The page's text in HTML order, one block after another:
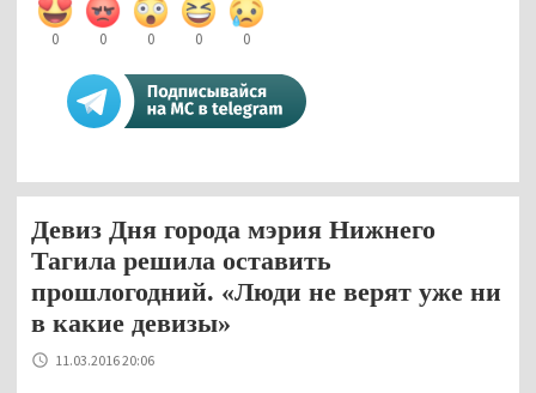
0 0 0 0 0
Девиз Дня города мэрия Нижнего
Тагила решила оставить
прошлогодний. «Люди не верят уже ни
в какие девизы»
11.03.2016 20:06